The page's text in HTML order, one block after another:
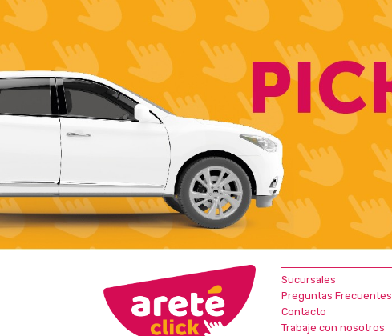
Sucursales
Preguntas Frecuentes
Contacto
Trabaje con nosotros